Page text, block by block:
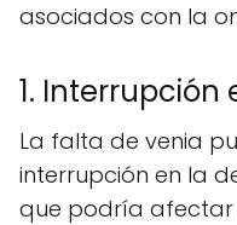
asociados con la
1. Interrupción
La falta de venia
interrupción en la
que podría afectar